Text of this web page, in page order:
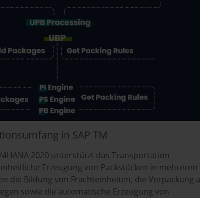
in SAP TM
4HANA 2020 unterstützt das Transportation
Erzeugung von Packstücken in mehreren
die Bildung von Frachteinheiten, die Verpackung
sowie die automatische Erzeugung von